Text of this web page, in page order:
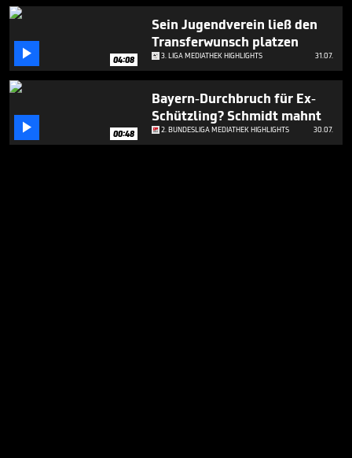
 04:08
Sein Jugendverein ließ den
Transferwunsch platzen
3. LIGA MEDIATHEK HIGHLIGHTS 31.07.
 00:48
Bayern-Durchbruch für Ex-
Schützling? Schmidt mahnt
2. BUNDESLIGA MEDIATHEK HIGHLIGHTS 30.07.